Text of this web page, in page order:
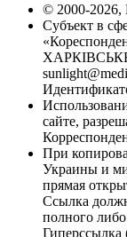
© 2000-2026,
Субъект в
ХАРКІВСЬКЕ
сайте,
При
Украины и
прямая
Ссылка
полного
Гиперссылка